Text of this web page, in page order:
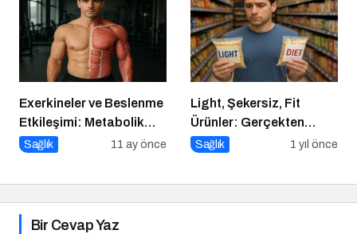
Exerkineler ve Beslenme
Etkileşimi: Metabolik
Sağlıkta Yeni Bir
Sağlık 11 ay önce
Light, Şekersiz, Fit
Ürünler: Gerçekten
Daha Sağlıklı mı?
Sağlık 1 yıl önce
Bir Cevap Yaz